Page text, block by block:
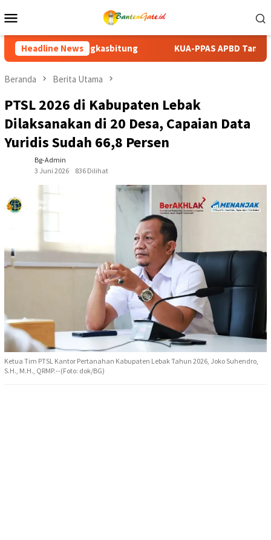
ke
Mobile
Headline News
KUA-PPAS APBD Tanah Datar 2027 Disepakati, DPRD dan
Beranda Berita Utama
PTSL 2026 di Kabupaten Lebak
Dilaksanakan di 20 Desa, Capaian Data
Yuridis Sudah 66,8 Persen
Bg-Admin
3 Juni 2026
836 Dilihat
Ketua Tim PTSL Kantor Pertanahan Kabupaten Lebak Tahun 2026, Joko Suhendro,
S.H., M.H., QRMP.--(Foto: dok/BG)